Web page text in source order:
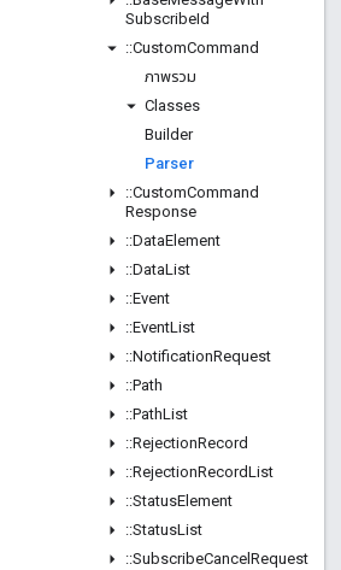
SubscribeId
::CustomCommand
ภาพรวม
Classes
Builder
Parser
::CustomCommand
Response
::DataElement
::DataList
::Event
::EventList
::NotificationRequest
::Path
::PathList
::RejectionRecord
::RejectionRecordList
::StatusElement
::StatusList
::SubscribeCancel Request